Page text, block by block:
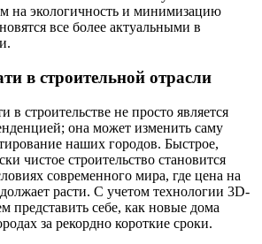
на экологичность и минимизацию
все более актуальными в
в строительной отрасли
в строительстве не просто является
она может изменить саму
наших городов. Быстрое,
чистое строительство становится
современного мира, где цена на
расти. С учетом технологии 3D-
представить себе, как новые дома
за рекордно короткие сроки.